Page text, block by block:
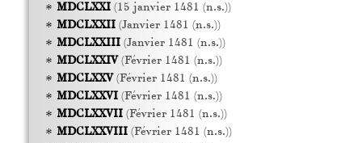
MDCLXXI(15 janvier 1481 (n.s.))
MDCLXXII(Janvier 1481 (n.s.))
MDCLXXIII(Janvier 1481 (n.s.))
MDCLXXIV(Février 1481 (n.s.))
MDCLXXV(Février 1481 (n.s.))
MDCLXXVI(Février 1481 (n.s.))
MDCLXXVII(Février 1481 (n.s.))
MDCLXXVIII(Février 1481 (n.s.))